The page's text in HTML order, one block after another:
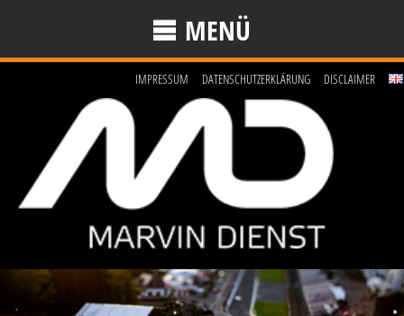
MENÜ
IMPRESSUM DATENSCHUTZERKLÄRUNG DISCLAIMER